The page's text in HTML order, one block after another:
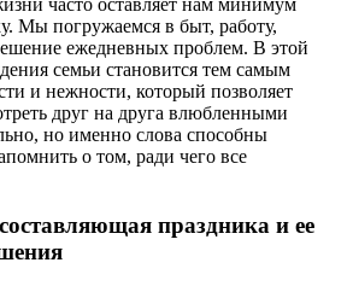
часто оставляет нам минимум
Мы погружаемся в быт, работу,
ежедневных проблем. В этой
семьи становится тем самым
и нежности, который позволяет
друг на друга влюбленными
но именно слова способны
о том, ради чего все
праздника и ее